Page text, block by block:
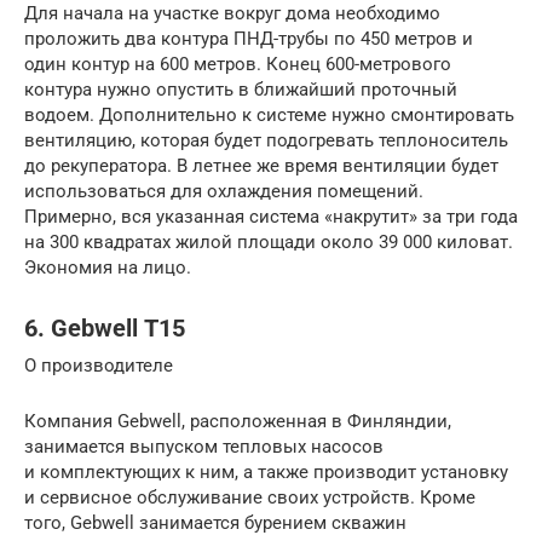
Для начала на участке вокруг дома необходимо
проложить два контура ПНД-трубы по 450 метров и
один контур на 600 метров. Конец 600-метрового
контура нужно опустить в ближайший проточный
водоем. Дополнительно к системе нужно смонтировать
вентиляцию, которая будет подогревать теплоноситель
до рекуператора. В летнее же время вентиляции будет
использоваться для охлаждения помещений.
Примерно, вся указанная система «накрутит» за три года
на 300 квадратах жилой площади около 39 000 киловат.
Экономия на лицо.
6. Gebwell Т15
О производителе
Компания Gebwell, расположенная в Финляндии,
занимается выпуском тепловых насосов
и комплектующих к ним, а также производит установку
и сервисное обслуживание своих устройств. Кроме
того, Gebwell занимается бурением скважин